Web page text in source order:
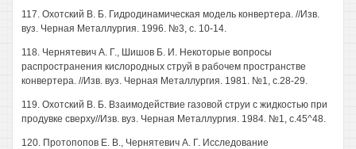
117. Охотский В. Б. Гидродинамическая модель конвертера. //Изв.
вуз. Черная Металлургия. 1996. №3, с. 10-14.
118. Чернятевич А. Г., Шишов Б. И. Некоторые вопросы
распространения кислородных струй в рабочем пространстве
конвертера. //Изв. вуз. Черная Металлургия. 1981. №1, с.28-29.
119. Охотский В. Б. Взаимодействие газовой струи с жидкостью при
продувке сверху//Изв. вуз. Черная Металлургия. 1984. №1, с.45^48.
120. Протопопов Е. В., Чернятевич А. Г. Исследование